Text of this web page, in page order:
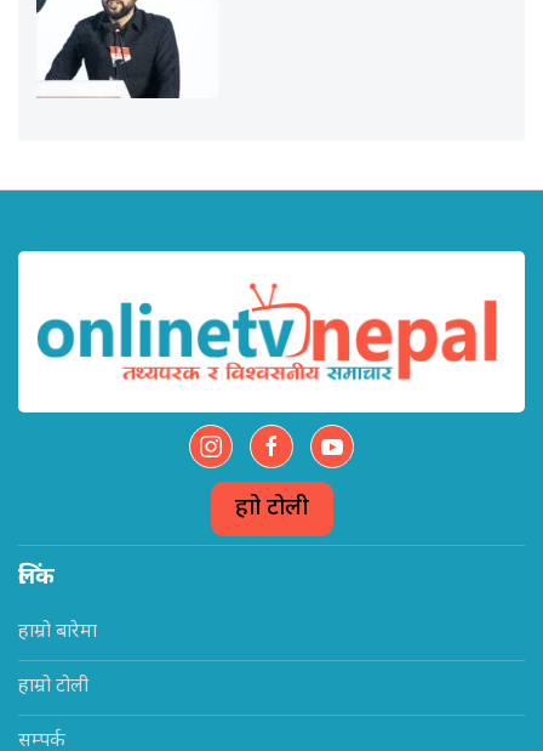
हाम्रो टोली
लिंक
हाम्रो बारेमा
हाम्रो टोली
सम्पर्क